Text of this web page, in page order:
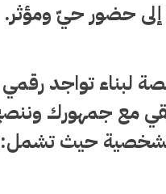
إلى حضور حيّ ومؤثر.
لبناء تواجد
مع جمهورك
الشخصية حيث تشمل: